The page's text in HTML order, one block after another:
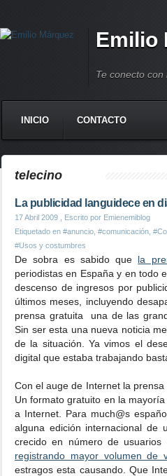
Emilio
Te conecto
INICIO CONTACTO
telecino
La publicidad languidece en
17 Abril 2009 , Escrito por Emienemiblog
Etiquetado en #anuncio #comunicación
#Usos y costumbres
De sobra es sabido que la
periodistas en España y en todo
descenso de ingresos por
últimos meses, incluyendo
prensa gratuita una de las
Sin ser esta una nueva noticia
de la situación. Ya vimos el
digital que estaba trabajando
Con el auge de Internet la
Un formato gratuito en la
a Internet. Para much@s
alguna edición internacional de
crecido en número de usuarios
registrando mayor volumen de
estragos esta causando. Que